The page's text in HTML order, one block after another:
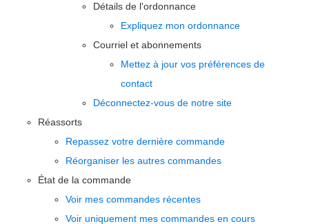
Détails de l'ordonnance
Expliquez mon ordonnance
Courriel et abonnements
Mettez à jour vos préférences de
contact
Déconnectez-vous de notre site
Réassorts
Repassez votre dernière commande
Réorganiser les autres commandes
État de la commande
Voir mes commandes récentes
Voir uniquement mes commandes en cours